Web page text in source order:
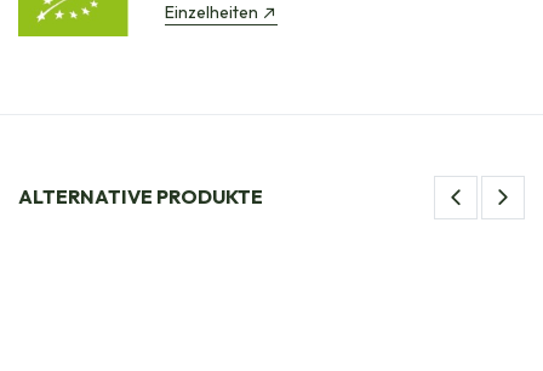
Einzelheiten
ALTERNATIVE PRODUKTE